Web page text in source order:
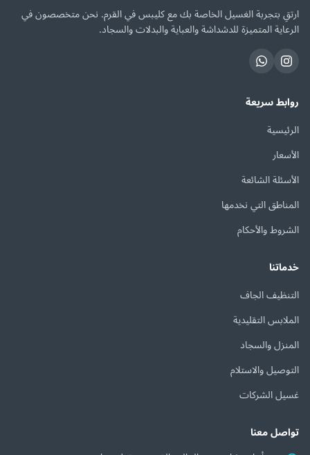
ارتقِ بتجربة الغسيل الخاصة بك مع كليبس في القرم. نحن متخصصون في
الرعاية المتميزة للدشداشة والعباية والبدلات والسجاد.
روابط سريعة
الرئيسية
الأسعار
الأسئلة الشائعة
المناطق التي نخدمها
الشروط والأحكام
خدماتنا
التنظيف الجاف
الملابس التقليدية
المنزل والسجاد
التوصيل والاستلام
غسيل الشركات
تواصل معنا